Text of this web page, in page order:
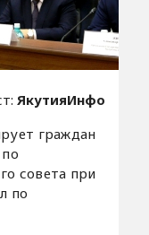
ЯкутияИнфо
граждан
совета при
по